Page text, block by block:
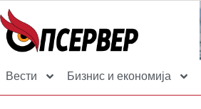
Вести Бизнис и економија